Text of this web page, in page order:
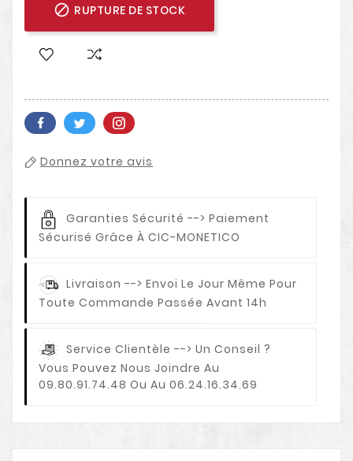
 RUPTURE DE STOCK
Donnez votre avis
Garanties Sécurité --> Paiement
Sécurisé Grâce À CIC-MONETICO
Livraison --> Envoi Le Jour Même Pour
Toute Commande Passée Avant 14h
Service Clientèle --> Un Conseil ?
Vous Pouvez Nous Joindre Au
09.80.91.74.48 Ou Au 06.24.16.34.69